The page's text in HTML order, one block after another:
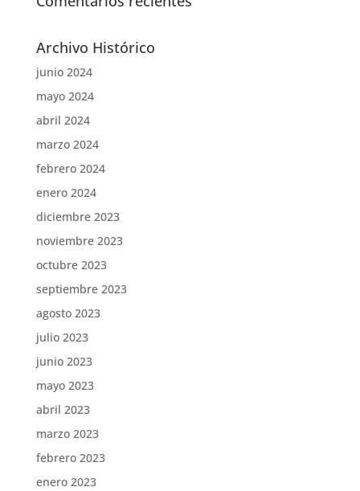
Archivo Histórico
junio 2024
mayo 2024
abril 2024
marzo 2024
febrero 2024
enero 2024
diciembre 2023
noviembre 2023
octubre 2023
septiembre 2023
agosto 2023
julio 2023
junio 2023
mayo 2023
abril 2023
marzo 2023
febrero 2023
enero 2023